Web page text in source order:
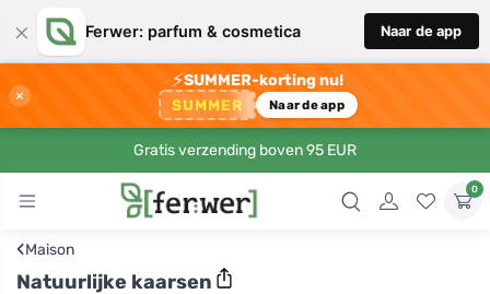
× Ferwer: parfum & cosmetica Naar de app
×
⚡SUMMER-korting nu!
SUMMER Naar de app
Gratis verzending boven 95 EUR
0
‹Maison
Natuurlijke kaarsen